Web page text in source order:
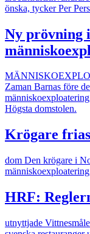
önska, tycker Per
Ny prövning
Zaman Barnas före
Högsta domstolen.
Krögare
dom Den krögare i
HRF:
utnyttjade